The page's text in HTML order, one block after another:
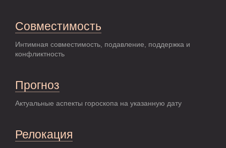
Совместимость
Интимная совместимость, подавление, поддержка и
конфликтность
Прогноз
Актуальные аспекты гороскопа на указанную дату
Релокация